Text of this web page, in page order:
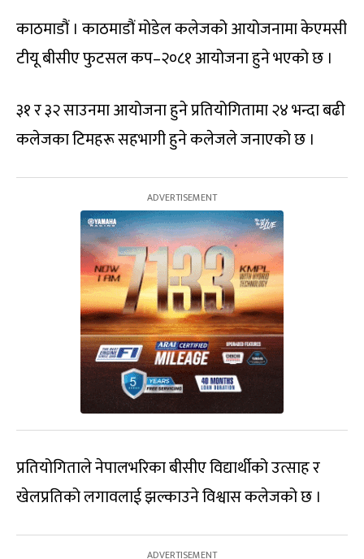
काठमाडौं । काठमाडौं मोडेल कलेजको आयोजनामा केएमसी
टीयू बीसीए फुटसल कप–२०८१ आयोजना हुने भएको छ ।
३१ र ३२ साउनमा आयोजना हुने प्रतियोगितामा २४ भन्दा बढी
कलेजका टिमहरू सहभागी हुने कलेजले जनाएको छ ।
प्रतियोगिताले नेपालभरिका बीसीए विद्यार्थीको उत्साह र
खेलप्रतिको लगावलाई झल्काउने विश्वास कलेजको छ ।